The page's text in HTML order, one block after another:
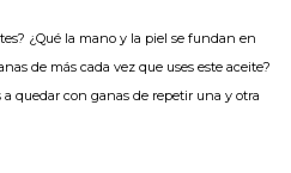
¿Qué la mano y la piel se fundan en
de más cada vez que uses este aceite?
a quedar con ganas de repetir una y otra